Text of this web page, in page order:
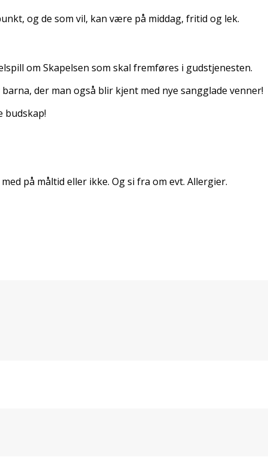
og de som vil, kan være på middag, fritid og lek.
om Skapelsen som skal fremføres i gudstjenesten.
der man også blir kjent med nye sangglade venner!
budskap!
på måltid eller ikke. Og si fra om evt. Allergier.